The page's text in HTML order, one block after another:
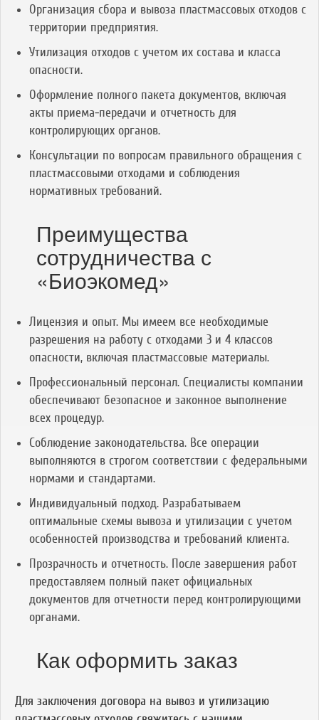
Организация сбора и вывоза пластмассовых отходов с
территории предприятия.
Утилизация отходов с учетом их состава и класса
опасности.
Оформление полного пакета документов, включая
акты приема-передачи и отчетность для
контролирующих органов.
Консультации по вопросам правильного обращения с
пластмассовыми отходами и соблюдения
нормативных требований.
Преимущества
сотрудничества с
«Биоэкомед»
Лицензия и опыт. Мы имеем все необходимые
разрешения на работу с отходами 3 и 4 классов
опасности, включая пластмассовые материалы.
Профессиональный персонал. Специалисты компании
обеспечивают безопасное и законное выполнение
всех процедур.
Соблюдение законодательства. Все операции
выполняются в строгом соответствии с федеральными
нормами и стандартами.
Индивидуальный подход. Разрабатываем
оптимальные схемы вывоза и утилизации с учетом
особенностей производства и требований клиента.
Прозрачность и отчетность. После завершения работ
предоставляем полный пакет официальных
документов для отчетности перед контролирующими
органами.
Как оформить заказ
Для заключения договора на вывоз и утилизацию